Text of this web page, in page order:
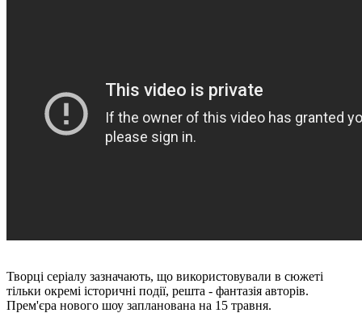
Творці серіалу зазначають, що використовували в сюжеті
тільки окремі історичні події, решта - фантазія авторів.
Прем'єра нового шоу запланована на 15 травня.